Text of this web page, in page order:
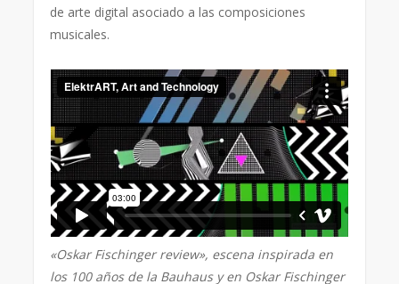
de arte digital asociado a las composiciones
musicales.
«Oskar Fischinger review», escena inspirada en
los 100 años de la Bauhaus y en Oskar Fischinger